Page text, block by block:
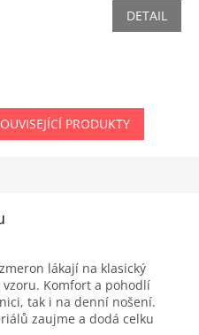
DETAIL
PRODUKTY
lákají na klasický
Komfort a pohodlí
tak i na denní nošení.
zaujme a dodá celku